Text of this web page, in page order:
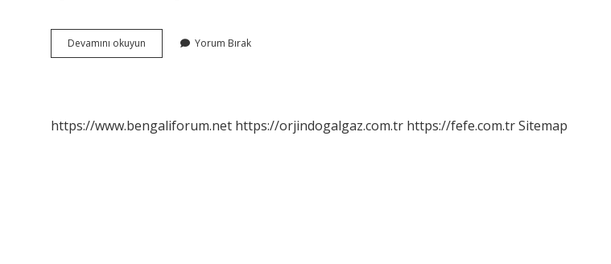
Devamını okuyun
Burcu
Yorum Bırak
https://www.bengaliforum.net https://orjindogalgaz.com.tr https://fefe.com.trSitemap